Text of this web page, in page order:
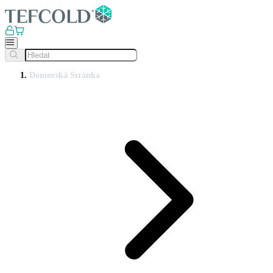
Domovská Stránka